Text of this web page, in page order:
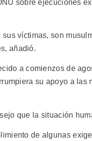
sobre ejecuciones
víctimas, son
añadió.
a comienzos de
su apoyo a
que la situación
de algunas